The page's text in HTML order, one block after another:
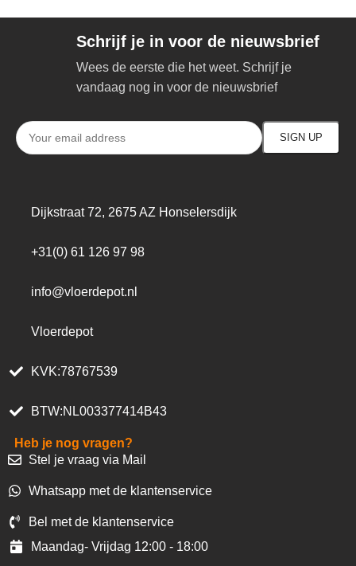
Schrijf je in voor de nieuwsbrief
Wees de eerste die het weet. Schrijf je
vandaag nog in voor de nieuwsbrief
Dijkstraat 72, 2675 AZ Honselersdijk
+31(0) 61 126 97 98
info@vloerdepot.nl
Vloerdepot
KVK:78767539
BTW:NL003377414B43
Heb je nog vragen?
Stel je vraag via Mail
Whatsapp met de klantenservice
Bel met de klantenservice
Maandag- Vrijdag 12:00 - 18:00